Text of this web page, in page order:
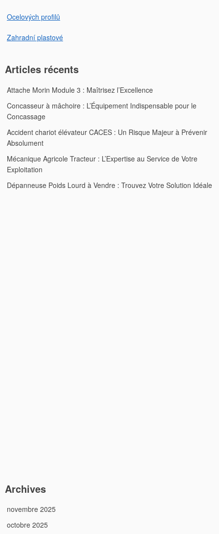
Ocelových profilů
Zahradní plastové
Articles récents
Attache Morin Module 3 : Maîtrisez l’Excellence
Concasseur à mâchoire : L’Équipement Indispensable pour le
Concassage
Accident chariot élévateur CACES : Un Risque Majeur à Prévenir
Absolument
Mécanique Agricole Tracteur : L’Expertise au Service de Votre
Exploitation
Dépanneuse Poids Lourd à Vendre : Trouvez Votre Solution Idéale
Archives
novembre 2025
octobre 2025